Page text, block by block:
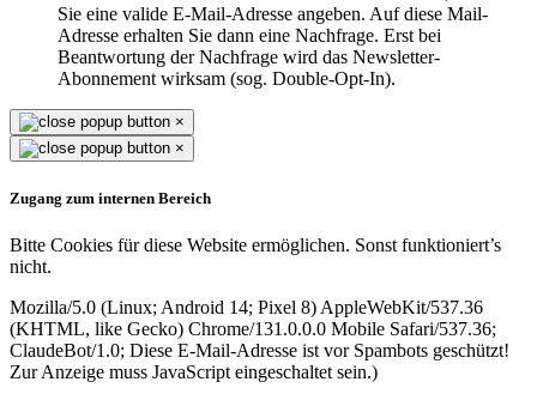
Sie eine valide E-Mail-Adresse angeben. Auf diese Mail-
Adresse erhalten Sie dann eine Nachfrage. Erst bei
Beantwortung der Nachfrage wird das Newsletter-
Abonnement wirksam (sog. Double-Opt-In).
×
×
Zugang zum internen Bereich
Bitte Cookies für diese Website ermöglichen. Sonst funktioniert’s
nicht.
Mozilla/5.0 (Linux; Android 14; Pixel 8) AppleWebKit/537.36
(KHTML, like Gecko) Chrome/131.0.0.0 Mobile Safari/537.36;
ClaudeBot/1.0; Diese E-Mail-Adresse ist vor Spambots geschützt!
Zur Anzeige muss JavaScript eingeschaltet sein.)